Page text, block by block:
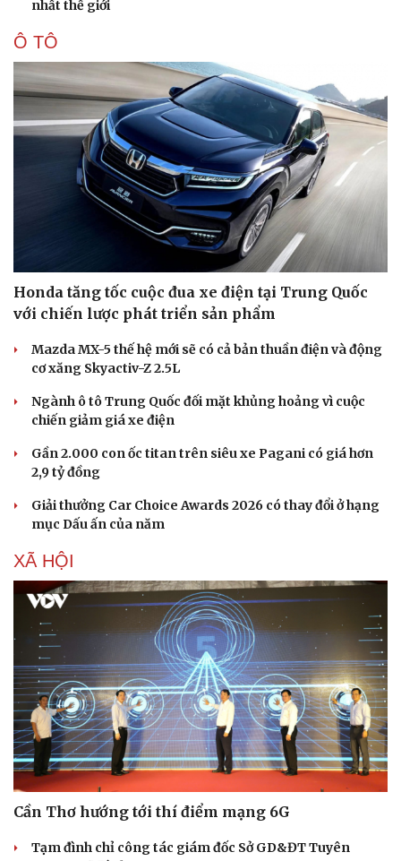
Sức khỏe
Dinh dưỡng - món ngon
Cây thuốc
Sản phụ khoa
Nhi khoa
Nam khoa
Làm đẹp - giảm cân
Phòng mạch online
Đời sống
Nhà đẹp
Blog
Tình yêu - Gia đình
nhất thế giới
Ô TÔ
Honda tăng tốc cuộc đua xe điện tại Trung Quốc
với chiến lược phát triển sản phẩm
Mazda MX-5 thế hệ mới sẽ có cả bản thuần điện và động
cơ xăng Skyactiv-Z 2.5L
Ngành ô tô Trung Quốc đối mặt khủng hoảng vì cuộc
chiến giảm giá xe điện
Gần 2.000 con ốc titan trên siêu xe Pagani có giá hơn
2,9 tỷ đồng
Giải thưởng Car Choice Awards 2026 có thay đổi ở hạng
mục Dấu ấn của năm
XÃ HỘI
Cần Thơ hướng tới thí điểm mạng 6G
Tạm đình chỉ công tác giám đốc Sở GD&ĐT Tuyên